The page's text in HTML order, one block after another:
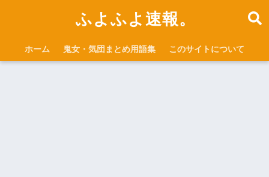
ふよふよ速報。
ホーム 鬼女・気団まとめ用語集 このサイトについて